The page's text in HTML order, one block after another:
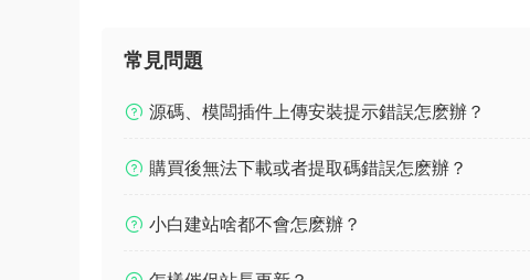
常見問題
源碼、模闆插件上傳安裝提示錯誤怎麽辦？
購買後無法下載或者提取碼錯誤怎麽辦？
小白建站啥都不會怎麽辦？